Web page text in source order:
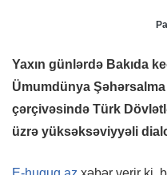
Yaxın günlərdə Bakıda
Ümumdünya
çərçivəsində Türk
üzrə yüksəksəviyyəli